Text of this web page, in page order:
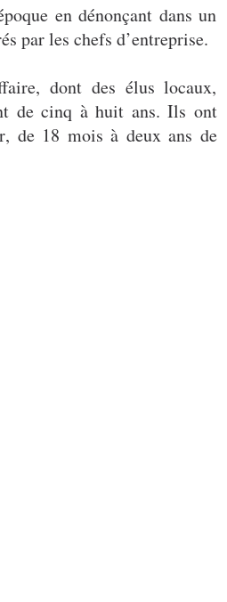
en dénonçant dans un
par les chefs d’entreprise.
dont des élus locaux,
de cinq à huit ans. Ils ont
de 18 mois à deux ans de